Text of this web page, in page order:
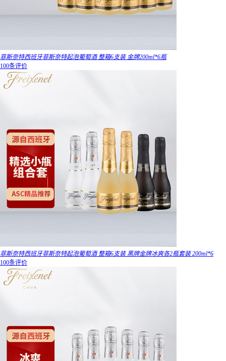
菲斯奈特西班牙菲斯奈特起泡葡萄酒 整箱6支装 金牌200ml*6瓶
100条评价
菲斯奈特西班牙菲斯奈特起泡葡萄酒 整箱6支装 黑牌金牌冰爽各2瓶套装 200ml*6
100条评价